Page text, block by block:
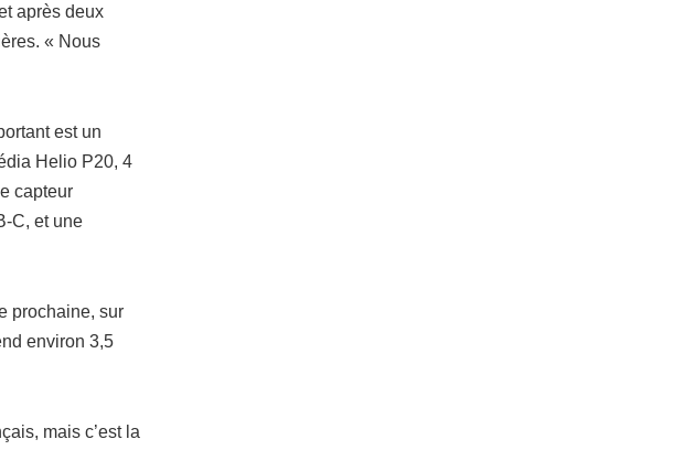
après deux
« Nous
est un
Helio P20, 4
capteur
C, et une
prochaine, sur
environ 3,5
mais c’est la